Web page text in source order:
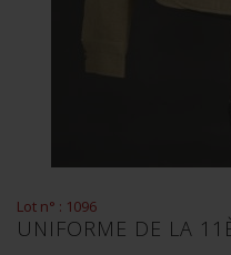
Lot n° : 1096
UNIFORME DE LA